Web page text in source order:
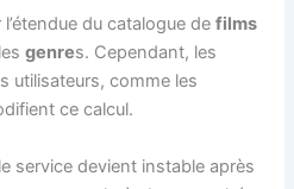
du catalogue defilms
genres. Cependant, les
utilisateurs, comme les
ce calcul.
service devient instable après